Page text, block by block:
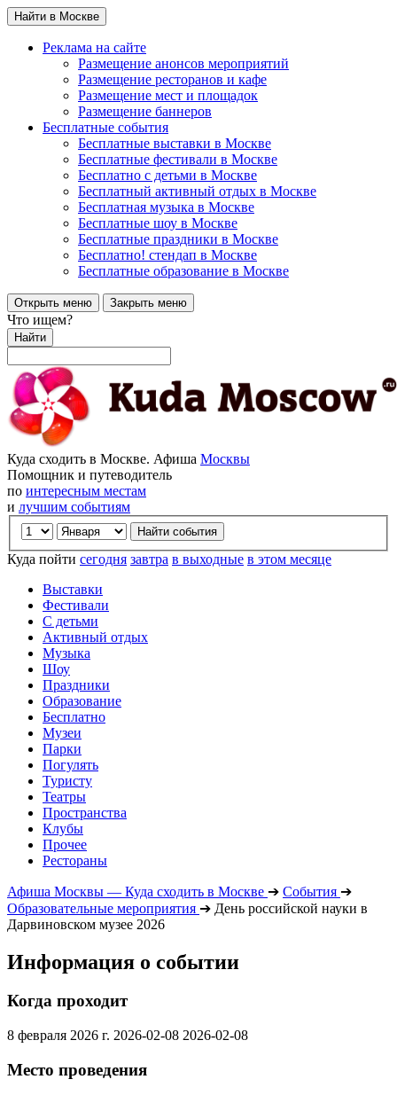
Найти в Москве
Реклама на сайте
Размещение анонсов мероприятий
Размещение ресторанов и кафе
Размещение мест и площадок
Размещение баннеров
Бесплатные события
Бесплатные выставки в Москве
Бесплатные фестивали в Москве
Бесплатно с детьми в Москве
Бесплатный активный отдых в Москве
Бесплатная музыка в Москве
Бесплатные шоу в Москве
Бесплатные праздники в Москве
Бесплатно! стендап в Москве
Бесплатные образование в Москве
Открыть меню Закрыть меню
Что ищем?
Найти
Куда сходить в Москве. Афиша Москвы
Помощник и путеводитель
по интересным местам
и лучшим событиям
Куда пойти сегодня завтра в выходные в этом месяце
Выставки
Фестивали
С детьми
Активный отдых
Музыка
Шоу
Праздники
Образование
Бесплатно
Музеи
Парки
Погулять
Туристу
Театры
Пространства
Клубы
Прочее
Рестораны
Афиша Москвы — Куда сходить в Москве ➔ События ➔
Образовательные мероприятия ➔ День российской науки в
Дарвиновском музее 2026
Информация о событии
Когда проходит
8 февраля 2026 г. 2026-02-08 2026-02-08
Место проведения